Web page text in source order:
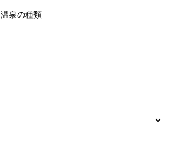
温泉の種類